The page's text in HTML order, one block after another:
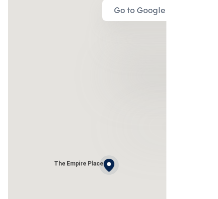
Go to Google Map
The Empire Place